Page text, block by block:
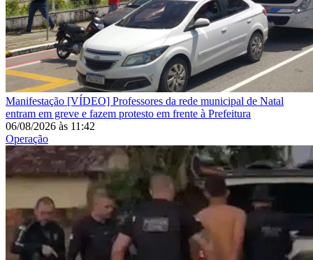
Manifestação [VÍDEO] Professores da rede municipal de Natal
entram em greve e fazem protesto em frente à Prefeitura
06/08/2026 às 11:42
Operação